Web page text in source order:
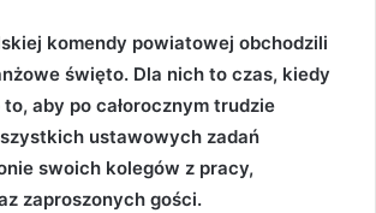
komendy powiatowej obchodzili
święto. Dla nich to czas, kiedy
aby po całorocznym trudzie
ustawowych zadań
swoich kolegów z pracy,
zaproszonych gości.